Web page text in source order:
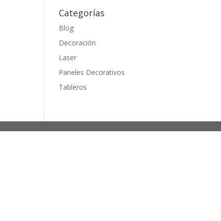
Categorías
Blog
Decoración
Laser
Paneles Decorativos
Tableros